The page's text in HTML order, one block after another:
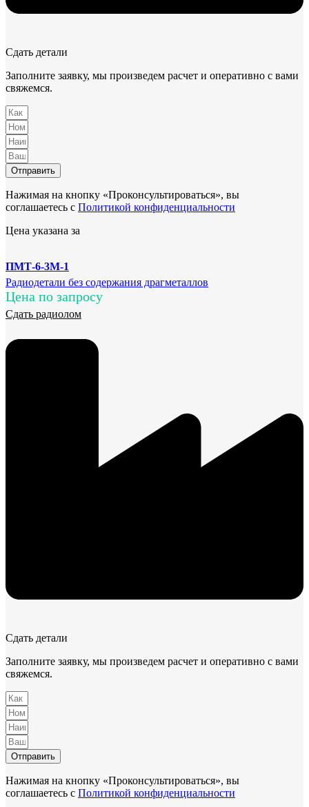
Сдать детали
Заполните заявку, мы произведем расчет и оперативно с вами
свяжемся.
Отправить
Нажимая на кнопку «Проконсультироваться», вы
соглашаетесь с Политикой конфиденциальности
Цена указана за
ПМТ-6-3М-1
Радиодетали без содержания драгметаллов
Цена по запросу
Сдать радиолом
Сдать детали
Заполните заявку, мы произведем расчет и оперативно с вами
свяжемся.
Отправить
Нажимая на кнопку «Проконсультироваться», вы
соглашаетесь с Политикой конфиденциальности